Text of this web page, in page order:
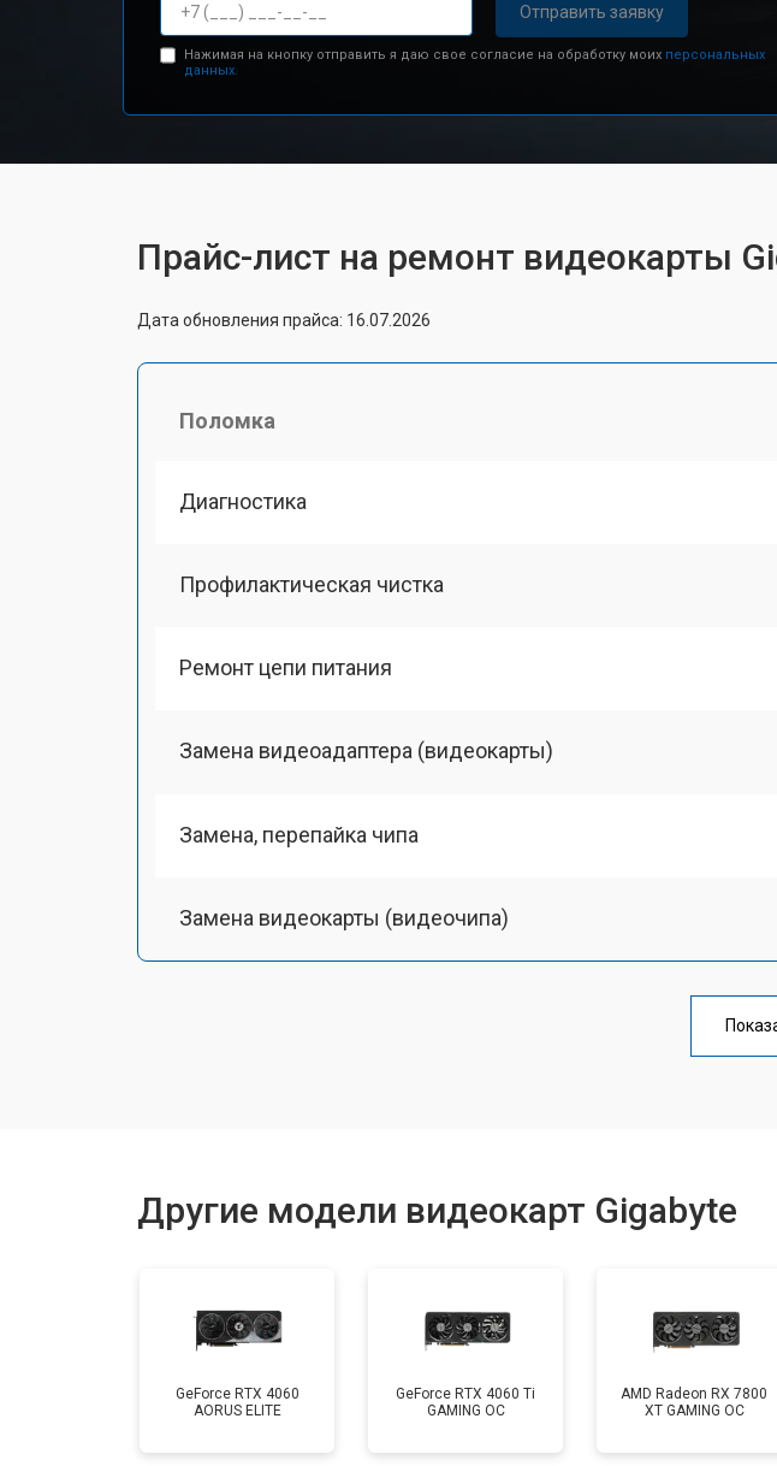
Отправить заявку
Нажимая на кнопку отправить я даю свое согласие на обработку моих персональных
данных.
Прайс-лист на ремонт видеокарты
Дата обновления прайса: 16.07.2026
Поломка
Диагностика
Профилактическая чистка
Ремонт цепи питания
Замена видеоадаптера (видеокарты)
Замена, перепайка чипа
Замена видеокарты (видеочипа)
Другие модели видеокарт Gigabyte
GeForce RTX 4060
AORUS ELITE
GeForce RTX 4060 Ti
GAMING OC
AMD Radeon RX 7800
XT GAMING OC